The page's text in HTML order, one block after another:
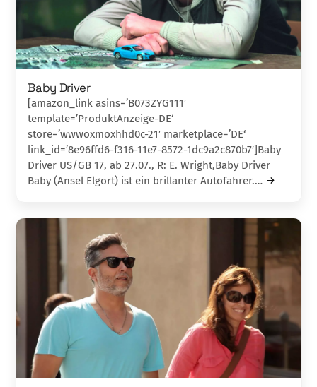
Baby Driver
[amazon_link asins=’B073ZYG111′
template=’ProduktAnzeige-DE‘
store=’wwwoxmoxhhd0c-21′ marketplace=’DE‘
link_id=’8e96ffd6-f316-11e7-8572-1dc9a2c870b7′]Baby
Driver US/GB 17, ab 27.07., R: E. Wright,Baby Driver
Baby (Ansel Elgort) ist ein brillanter Auto­fahr­­­er.…